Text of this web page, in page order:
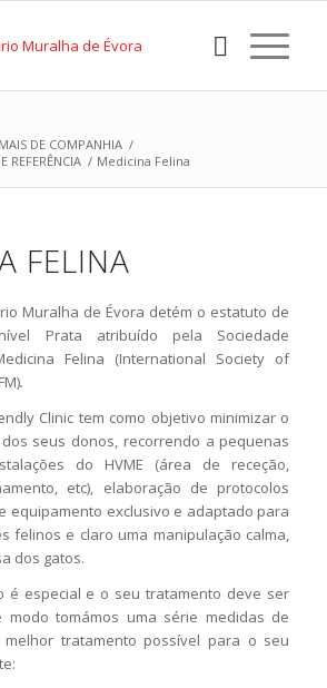
DE COMPANHIA /
REFERÊNCIA / Medicina Felina
FELINA
Muralha de Évora detém o estatuto de
Prata atribuído pela Sociedade
Felina (International Society of
.
Clinic tem como objetivo minimizar o
seus donos, recorrendo a pequenas
do HVME (área de receção,
etc), elaboração de protocolos
equipamento exclusivo e adaptado para
felinos e claro uma manipulação calma,
dos gatos.
é especial e o seu tratamento deve ser
modo tomámos uma série medidas de
tratamento possível para o seu